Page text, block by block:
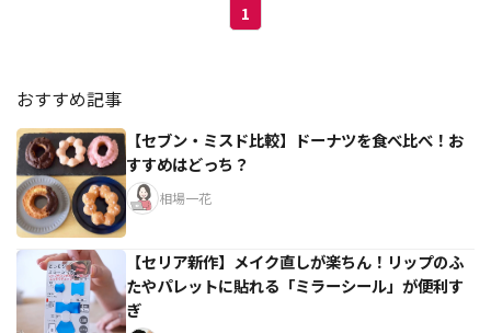
1
おすすめ記事
【セブン・ミスド比較】ドーナツを食べ比べ！お
すすめはどっち？
相場一花
【セリア新作】メイク直しが楽ちん！リップのふ
たやパレットに貼れる「ミラーシール」が便利す
ぎ